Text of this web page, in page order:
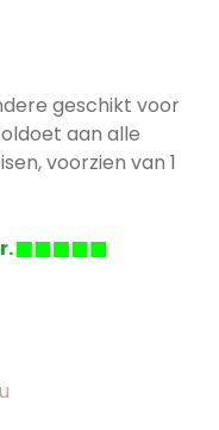
geschikt voor
aan alle
voorzien van 1